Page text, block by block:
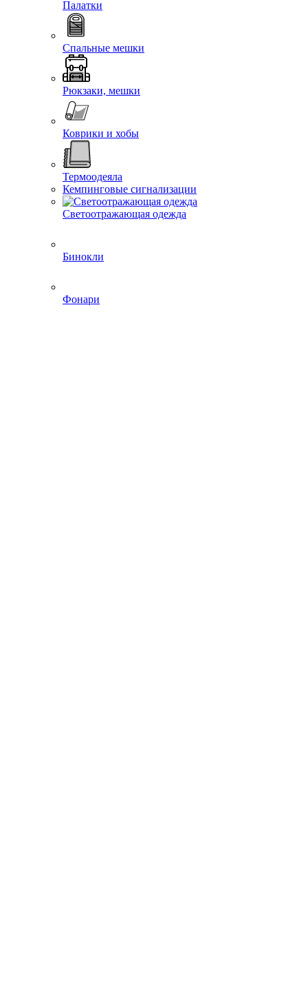
Палатки
Спальные мешки
Рюкзаки, мешки
Коврики и хобы
Термоодеяла
Кемпинговые сигнализации
Светоотражающая одежда
Бинокли
Фонари